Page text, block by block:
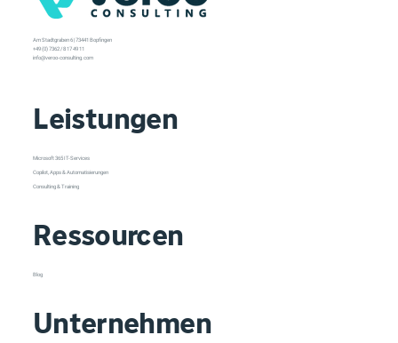
Leistungen
Microsoft 365 IT-Services
Copilot, Apps & Automatisierungen
Consulting & Training
Unternehmen
Ressourcen
Blog
Am Stadtgraben 6 | 73441 Bopfingen
+49 (0) 7362 / 8 17 49 11
info@veroo-consulting.com